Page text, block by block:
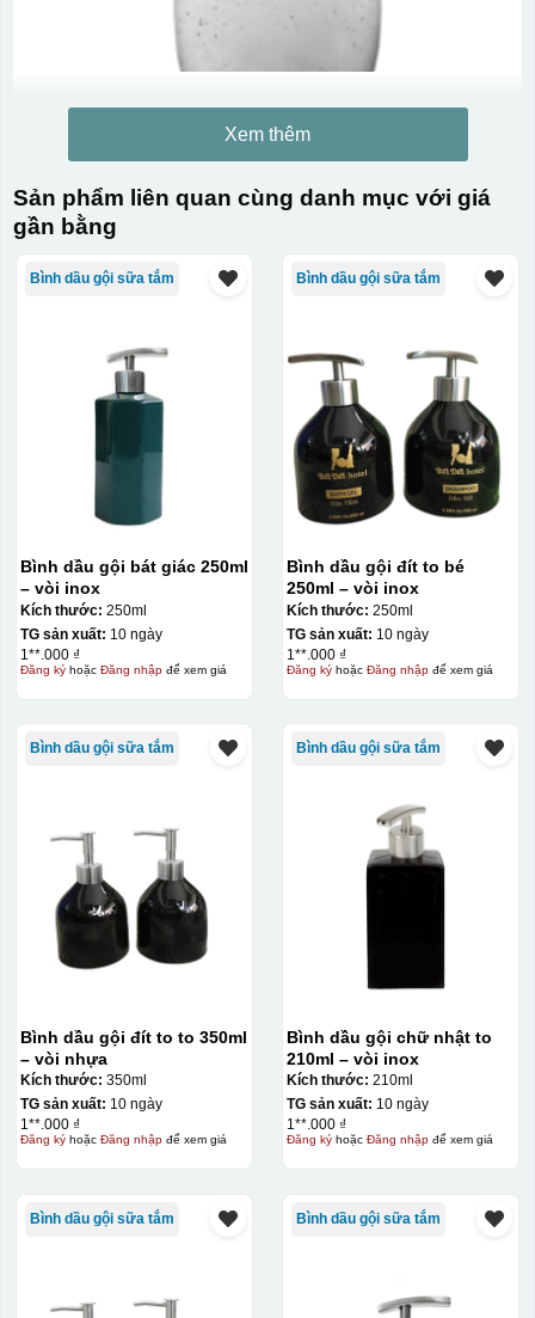
Men vân đá
Men trơn
Men hỏa biến
Xem thêm
Sản phẩm liên quan cùng danh mục với giá
gần bằng
Bình dầu gội sữa tắm
Bình dầu gội bát giác 250ml
– vòi inox
Kích thước: 250ml
TG sản xuất: 10 ngày
1**.000 ₫
Đăng kýhoặc Đăng nhậpđể xem giá
Bình dầu gội sữa tắm
Bình dầu gội đít to bé
250ml – vòi inox
Kích thước: 250ml
TG sản xuất: 10 ngày
1**.000 ₫
Đăng kýhoặc Đăng nhậpđể xem giá
Bình dầu gội sữa tắm
Bình dầu gội đít to to 350ml
– vòi nhựa
Kích thước: 350ml
TG sản xuất: 10 ngày
1**.000 ₫
Đăng kýhoặc Đăng nhậpđể xem giá
Bình dầu gội sữa tắm
Bình dầu gội chữ nhật to
210ml – vòi inox
Kích thước: 210ml
TG sản xuất: 10 ngày
1**.000 ₫
Đăng kýhoặc Đăng nhậpđể xem giá
Bình dầu gội sữa tắm Bình dầu gội sữa tắm